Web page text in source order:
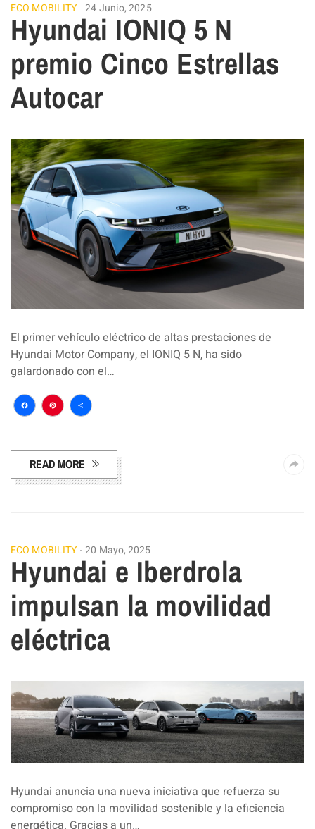
ECO MOBILITY 24 Junio, 2025
Hyundai IONIQ 5 N
premio Cinco Estrellas
Autocar
El primer vehículo eléctrico de altas prestaciones de
Hyundai Motor Company, el IONIQ 5 N, ha sido
galardonado con el…
Facebook
Pinterest
Compartir
READ MORE
ECO MOBILITY 20 Mayo, 2025
Hyundai e Iberdrola
impulsan la movilidad
eléctrica
Hyundai anuncia una nueva iniciativa que refuerza su
compromiso con la movilidad sostenible y la eficiencia
energética. Gracias a un…